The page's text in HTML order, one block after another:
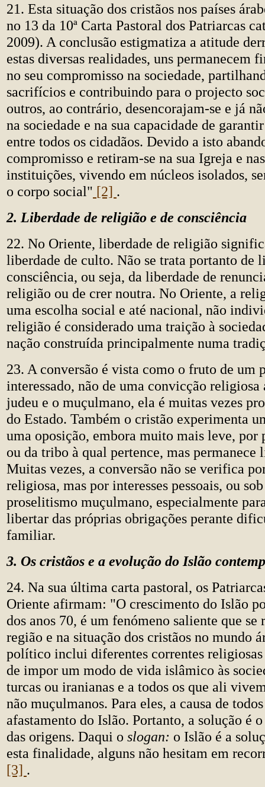
21. Esta situação dos cristãos nos países
no 13 da 10ª Carta Pastoral dos Patriarcas
2009). A conclusão estigmatiza a atitude
estas diversas realidades, uns permanecem
no seu compromisso na sociedade,
sacrifícios e contribuindo para o projecto
outros, ao contrário, desencorajam-se e já
na sociedade e na sua capacidade de
entre todos os cidadãos. Devido a isto
compromisso e retiram-se na sua Igreja e
instituições, vivendo em núcleos isolados,
o corpo social" [2] .
2. Liberdade de religião e de consciência
22. No Oriente, liberdade de religião
liberdade de culto. Não se trata portanto de
consciência, ou seja, da liberdade de
religião ou de crer noutra. No Oriente, a
uma escolha social e até nacional, não
religião é considerado uma traição à
nação construída principalmente numa
23. A conversão é vista como o fruto de um
interessado, não de uma convicção religiosa
judeu e o muçulmano, ela é muitas vezes
do Estado. Também o cristão experimenta
uma oposição, embora muito mais leve, por
ou da tribo à qual pertence, mas permanece
Muitas vezes, a conversão não se verifica
religiosa, mas por interesses pessoais, ou
proselitismo muçulmano, especialmente
libertar das próprias obrigações perante
familiar.
3. Os cristãos e a evolução do Islão
24. Na sua última carta pastoral, os
Oriente afirmam: "O crescimento do Islão
dos anos 70, é um fenómeno saliente que se
região e na situação dos cristãos no mundo
político inclui diferentes correntes religiosas
de impor um modo de vida islâmico às
turcas ou iranianas e a todos os que ali
não muçulmanos. Para eles, a causa de
afastamento do Islão. Portanto, a solução é
das origens. Daqui o slogan: o Islão é a
esta finalidade, alguns não hesitam em
[3] .